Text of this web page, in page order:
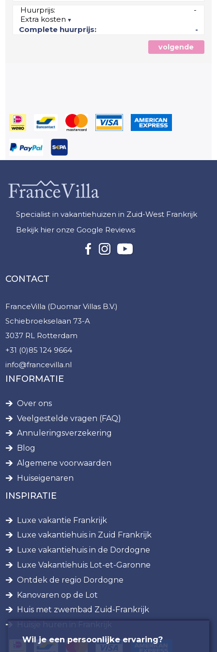
Huurprijs:
-
Extra kosten
Complete huurprijs:
-
volgende
Specialist in vakantiehuizen in Zuid-West Frankrijk
Bekijk hier onze Google Reviews
CONTACT
FranceVilla (Duomar Villas B.V.)
Schiebroekselaan 73-A
3037 RL Rotterdam
+31 (0)85 124 9664
info@francevilla.nl
INFORMATIE
Over ons
Veelgestelde vragen (FAQ)
Annuleringsverzekering
Blog
Algemene voorwaarden
Huiseigenaren
INSPIRATIE
Luxe vakantie Frankrijk
Luxe vakantiehuis in Zuid Frankrijk
Luxe vakantiehuis in de Dordogne
Luxe Vakantiehuis Lot-et-Garonne
Ontdek de regio Dordogne
Kanovaren op de Lot
Huis met zwembad Zuid-Frankrijk
Wil je een persoonlijke ervaring?